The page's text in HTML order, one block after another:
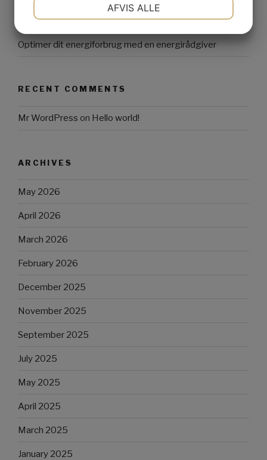
Alt du bør vide om NTC termistorer: Funktion,
anvendelser og fordele
Optimer dit energiforbrug med en energirådgiver
RECENT COMMENTS
Mr WordPress on Hello world!
ARCHIVES
May 2026
April 2026
March 2026
February 2026
December 2025
November 2025
September 2025
July 2025
May 2025
April 2025
March 2025
January 2025
MARKETING STATISTIK
AFVIS ALLE